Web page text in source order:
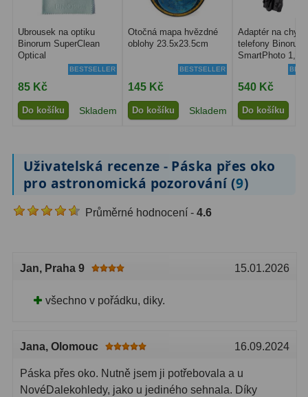
Zrcátka a hranoly 61
Diagonální zrcátka
Diagonální hranoly7
AstroFoto
Planetární kamery19
Deep-Sky kamery28
T-kroužky16
Adaptéry projekční11
Filtry L-RGB7
Ubrousek na optiku
Binorum SuperClean
Optical
BESTSELLER
85 Kč
Do košíku Skladem
Otočná mapa hvězdné
oblohy 23.5x23.5cm
BESTSELLER
145 Kč
Do košíku Skladem
Adaptér na chytré
telefony Binorum
SmartPhoto 1,25″
540 Kč
Do košíku
Uživatelská recenze - Páska přes oko
pro astronomická pozorování (9)
Průměrné hodnocení - 4.6
Jan, Praha 9 15.01.2026
všechno v pořádku, diky.
Jana, Olomouc 16.09.2024
Páska přes oko. Nutně jsem ji potřebovala a u
NovéDalekohledy, jako u jediného sehnala. Díky